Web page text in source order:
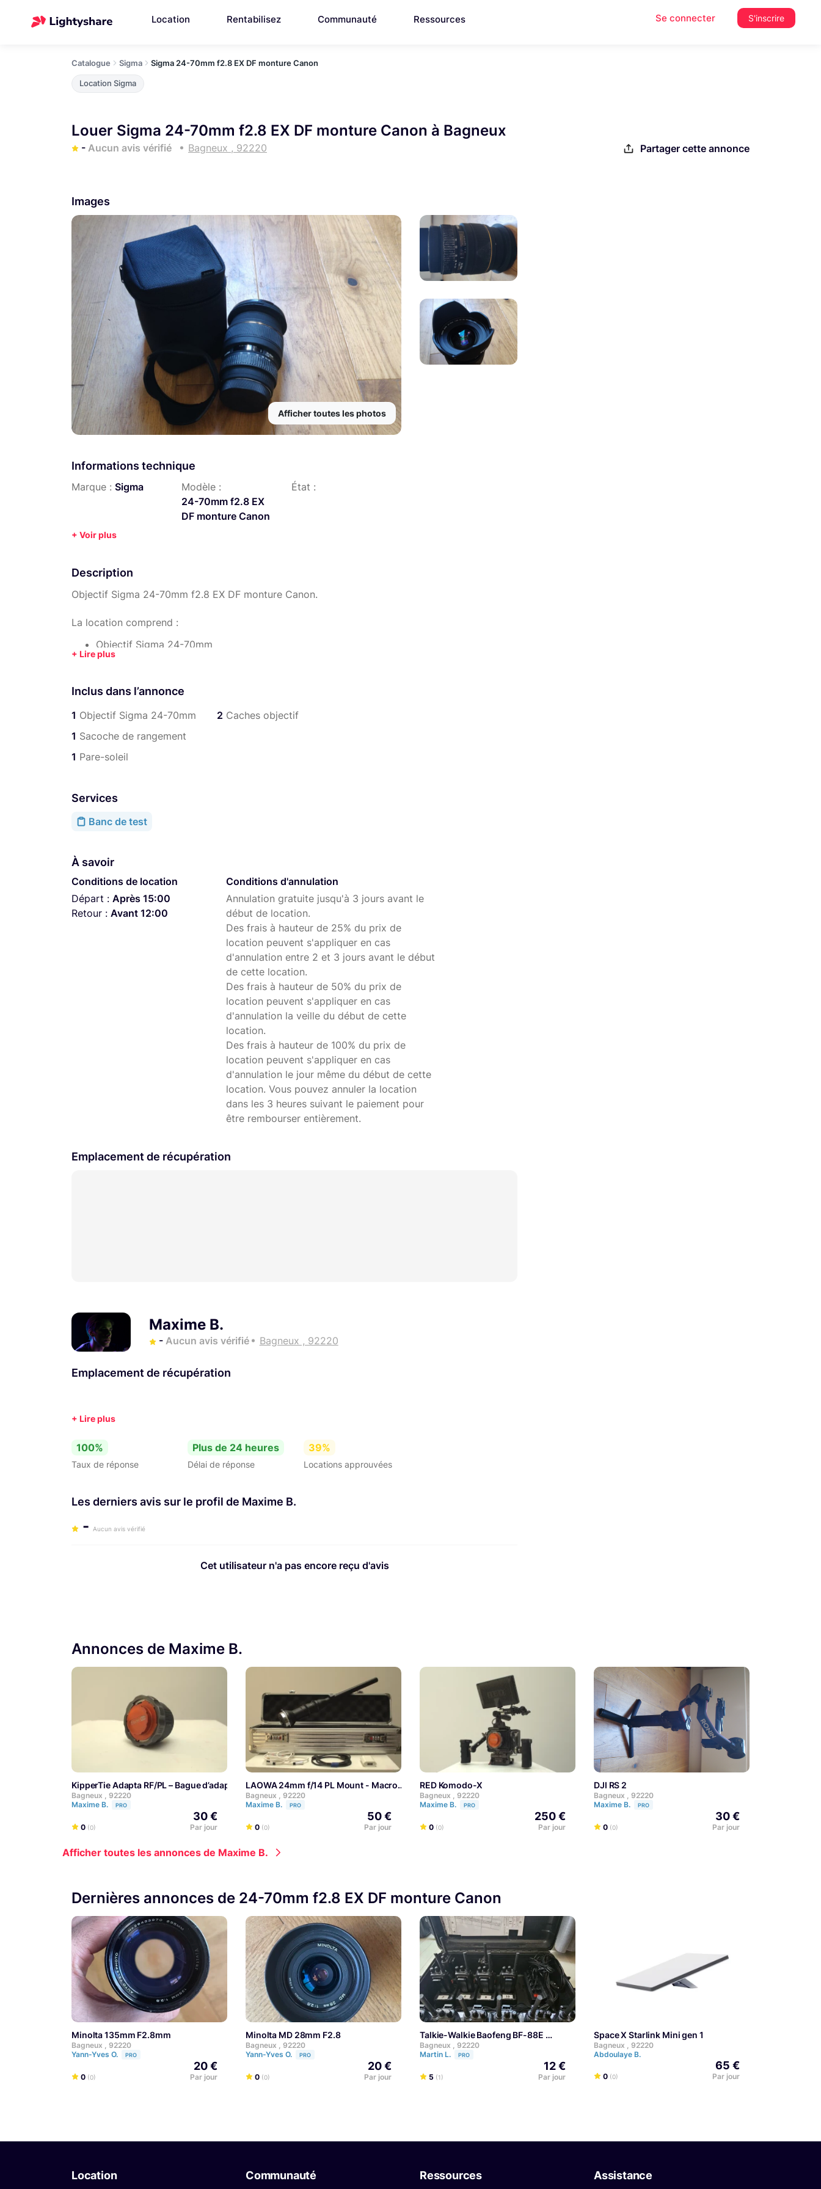
Location Rentabilisez Communauté Ressources Se connecter S'inscrire
Catalogue Sigma Sigma 24-70mm f2.8 EX DF monture Canon
Location Sigma
Louer Sigma 24-70mm f2.8 EX DF monture Canon à Bagneux
- Aucun avis vérifié Bagneux , 92220 Partager cette annonce
Images
Afficher toutes les photos
Informations technique
Marque : Sigma
Modèle :
24-70mm f2.8 EX
DF monture Canon
État :
+ Voir plus
Description
Objectif Sigma 24-70mm f2.8 EX DF monture Canon.
La location comprend :
Objectif Sigma 24-70mm
Caches objectif x2
Pare-soleil
Inclus dans l’annonce
1 Objectif Sigma 24-70mm
1 Sacoche de rangement
1 Pare-soleil
2 Caches objectif
Services
Banc de test
À savoir
Conditions de location
Départ : Après 15:00
Retour : Avant 12:00
Conditions d'annulation
Annulation gratuite jusqu'à 3 jours avant le
début de location.
Des frais à hauteur de 25% du prix de
location peuvent s'appliquer en cas
d'annulation entre 2 et 3 jours avant le début
de cette location.
Des frais à hauteur de 50% du prix de
location peuvent s'appliquer en cas
d'annulation la veille du début de cette
location.
Des frais à hauteur de 100% du prix de
location peuvent s'appliquer en cas
d'annulation le jour même du début de cette
location. Vous pouvez annuler la location
dans les 3 heures suivant le paiement pour
être rembourser entièrement.
Emplacement de récupération
Maxime B.
- Aucun avis vérifié Bagneux , 92220
Emplacement de récupération
100%
Taux de réponse
Plus de 24 heures
Délai de réponse
39%
Locations approuvées
Les derniers avis sur le profil de Maxime B.
- Aucun avis vérifié
Cet utilisateur n'a pas encore reçu d'avis
Annonces de Maxime B.
KipperTie Adapta RF/PL – Bague d’adaptation
Bagneux , 92220
Maxime B.
PRO
0 (0)
30 €
Par jour
LAOWA 24mm f/14 PL Mount - Macro
Bagneux , 92220
Maxime B.
PRO
0 (0)
50 €
Par jour
RED Komodo-X
Bagneux , 92220
Maxime B.
PRO
0 (0)
250 €
Par jour
DJI RS 2
Bagneux , 92220
Maxime B.
PRO
0 (0)
30 €
Par jour
Afficher toutes les annonces de Maxime B.
Dernières annonces de 24-70mm f2.8 EX DF monture Canon
Minolta 135mm F2.8mm
Bagneux , 92220
Yann-Yves O.
PRO
0 (0)
20 €
Par jour
Minolta MD 28mm F2.8
Bagneux , 92220
Yann-Yves O.
PRO
0 (0)
20 €
Par jour
Talkie-Walkie Baofeng BF-88E
Bagneux , 92220
Martin L.
PRO
5 (1)
12 €
Par jour
Space X Starlink Mini gen 1
Bagneux , 92220
Abdoulaye B.
0 (0)
65 €
Par jour
Location Communauté Ressources Assistance